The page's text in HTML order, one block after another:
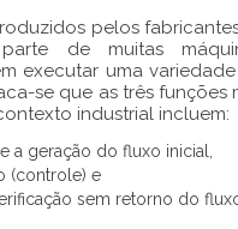
pelos
de muitas
executar uma
se que as três funções
industrial incluem:
a geração do fluxo inicial,
(controle) e
sem retorno do